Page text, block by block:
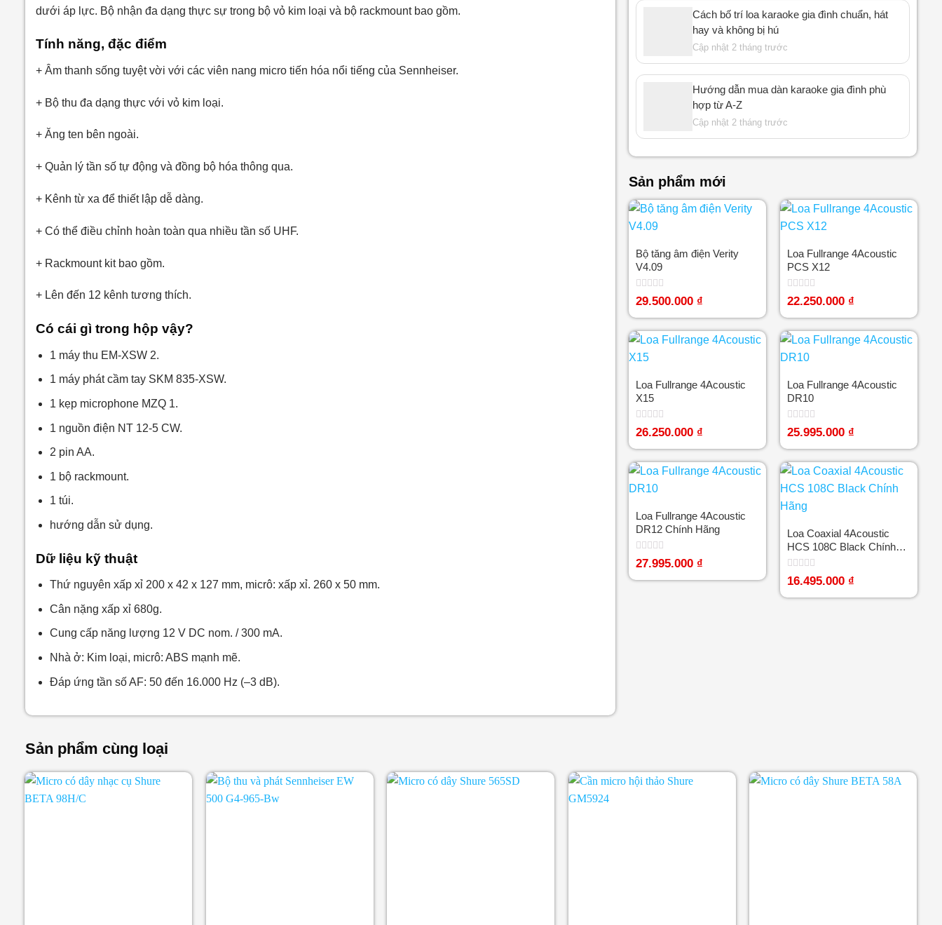
dưới áp lực. Bộ nhận đa dạng thực sự trong bộ vỏ kim loại và bộ rackmount bao gồm.
Tính năng, đặc điểm
+ Âm thanh sống tuyệt vời với các viên nang micro tiến hóa nổi tiếng của Sennheiser.
+ Bộ thu đa dạng thực với vỏ kim loại.
+ Ăng ten bên ngoài.
+ Quản lý tần số tự động và đồng bộ hóa thông qua.
+ Kênh từ xa để thiết lập dễ dàng.
+ Có thể điều chỉnh hoàn toàn qua nhiều tần số UHF.
+ Rackmount kit bao gồm.
+ Lên đến 12 kênh tương thích.
Có cái gì trong hộp vậy?
1 máy thu EM-XSW 2.
1 máy phát cầm tay SKM 835-XSW.
1 kẹp microphone MZQ 1.
1 nguồn điện NT 12-5 CW.
2 pin AA.
1 bộ rackmount.
1 túi.
hướng dẫn sử dụng.
Dữ liệu kỹ thuật
Thứ nguyên xấp xỉ 200 x 42 x 127 mm, micrô: xấp xỉ. 260 x 50 mm.
Cân nặng xấp xỉ 680g.
Cung cấp năng lượng 12 V DC nom. / 300 mA.
Nhà ở: Kim loại, micrô: ABS mạnh mẽ.
Đáp ứng tần số AF: 50 đến 16.000 Hz (–3 dB).
Cách bố trí loa karaoke gia đình chuẩn, hát
hay và không bị hú
Cập nhật 2 tháng trước
Hướng dẫn mua dàn karaoke gia đình phù
hợp từ A-Z
Cập nhật 2 tháng trước
Sản phẩm mới
Bộ tăng âm điện Verity
V4.09
Được
xếp
hạng
5
sao
29.500.000 ₫
Loa Fullrange 4Acoustic
PCS X12
Được
xếp
hạng
5
sao
22.250.000 ₫
Loa Fullrange 4Acoustic
X15
Được
xếp
hạng
5
sao
26.250.000 ₫
Loa Fullrange 4Acoustic
DR10
Được
xếp
hạng
5
sao
25.995.000 ₫
Loa Fullrange 4Acoustic
DR12 Chính Hãng
Được
xếp
hạng
27.995.000 ₫
Loa Coaxial 4Acoustic
HCS 108C Black Chính
Hãng
Được
xếp
hạng
16.495.000 ₫
Sản phẩm cùng loại